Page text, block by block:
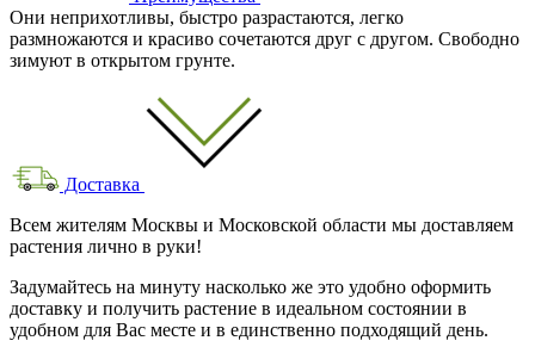
Они неприхотливы, быстро разрастаются, легко
размножаются и красиво сочетаются друг с другом. Свободно
зимуют в открытом грунте.
Доставка
Всем жителям Москвы и Московской области мы доставляем
растения лично в руки!
Задумайтесь на минуту насколько же это удобно оформить
доставку и получить растение в идеальном состоянии в
удобном для Вас месте и в единственно подходящий день.